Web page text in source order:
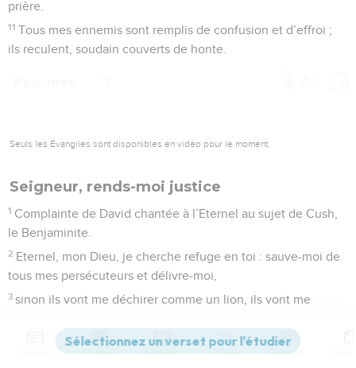
prière.
11 Tous mes ennemis sont remplis de confusion et d’effroi ;
ils reculent, soudain couverts de honte.
Seuls les Évangiles sont disponibles en vidéo pour le moment.
Seigneur, rends-moi justice
1 Complainte de David chantée à l’Eternel au sujet de Cush,
le Benjaminite.
2 Eternel, mon Dieu, je cherche refuge en toi : sauve-moi de
tous mes persécuteurs et délivre-moi,
3 sinon ils vont me déchirer comme un lion, ils vont me
Eternel, mon Dieu, si j’ai fait cela, si mes mains ont commis
Versions Commentaires Strong